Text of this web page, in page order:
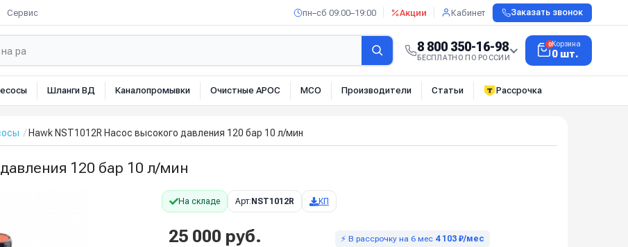
Сервис пн–сб 09:00–19:00 Акции Кабинет Заказать звонок
8 800 350-16-98
БЕСПЛАТНО ПО РОССИИ
0Корзина
0 шт.
Шланги ВД Каналопромывки Очистные АРОС МСО Производители Статьи Рассрочка
Hawk NST1012R Насос высокого давления 120 бар 10 л/мин
120 бар 10 л/мин
На складе Арт: NST1012R КП
25 000 руб. ⚡ В рассрочку на 6 мес 4 103 ₽/мес